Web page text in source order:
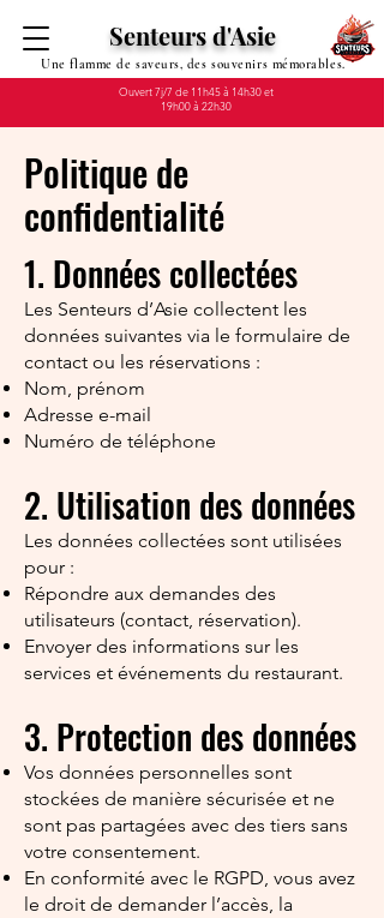
Ouvert 7j/7 de 11h45 à 14h30 et
19h00 à 22h30
Senteurs d'Asie
Une flamme de saveurs, des souvenirs mémorables.
Politique de
confidentialité
1. Données collectées
Les Senteurs d’Asie collectent les
données suivantes via le formulaire de
contact ou les réservations :
Nom, prénom
Adresse e-mail
Numéro de téléphone
2. Utilisation des données
Les données collectées sont utilisées
pour :
Répondre aux demandes des
utilisateurs (contact, réservation).
Envoyer des informations sur les
services et événements du restaurant.
3. Protection des données
Vos données personnelles sont
stockées de manière sécurisée et ne
sont pas partagées avec des tiers sans
votre consentement.
En conformité avec le RGPD, vous avez
le droit de demander l’accès, la